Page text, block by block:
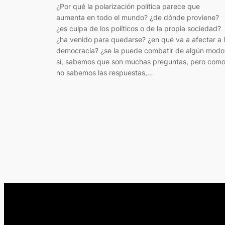
¿Por qué la polarización política parece que
aumenta en todo el mundo? ¿de dónde proviene?
¿es culpa de los políticos o de la propia sociedad?
¿ha venido para quedarse? ¿en qué va a afectar a
democracia? ¿se la puede combatir de algún
sí, sabemos que son muchas preguntas, pero como
no sabemos las respuestas,…